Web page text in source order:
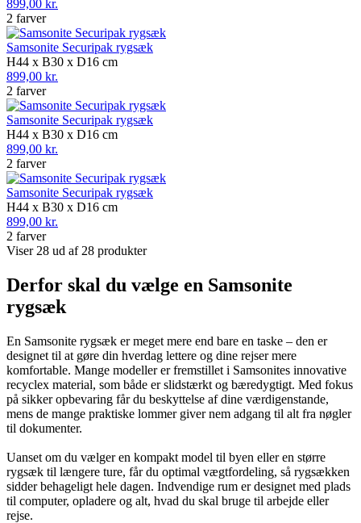
899,00 kr.
2 farver
Samsonite Securipak rygsæk
H44 x B30 x D16 cm
899,00 kr.
2 farver
Samsonite Securipak rygsæk
H44 x B30 x D16 cm
899,00 kr.
2 farver
Samsonite Securipak rygsæk
H44 x B30 x D16 cm
899,00 kr.
2 farver
Viser 28 ud af 28 produkter
Derfor skal du vælge en Samsonite
rygsæk
En Samsonite rygsæk er meget mere end bare en taske – den er
designet til at gøre din hverdag lettere og dine rejser mere
komfortable. Mange modeller er fremstillet i Samsonites innovative
recyclex material, som både er slidstærkt og bæredygtigt. Med fokus
på sikker opbevaring får du beskyttelse af dine værdigenstande,
mens de mange praktiske lommer giver nem adgang til alt fra nøgler
til dokumenter.
Uanset om du vælger en kompakt model til byen eller en større
rygsæk til længere ture, får du optimal vægtfordeling, så rygsækken
sidder behageligt hele dagen. Indvendige rum er designet med plads
til computer, opladere og alt, hvad du skal bruge til arbejde eller
rejse.